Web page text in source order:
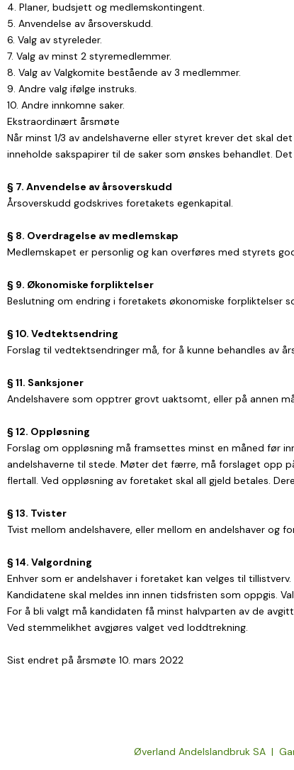
4. Planer, budsjett og medlemskontingent.
5. Anvendelse av årsoverskudd.
6. Valg av styreleder.
7. Valg av minst 2 styremedlemmer.
8. Valg av Valgkomite bestående av 3 medlemmer.
9. Andre valg ifølge instruks.
10. Andre innkomne saker.
Ekstraordinært årsmøte
Når minst 1/3 av andelshaverne eller styret krever det skal
inneholde sakspapirer til de saker som ønskes behandlet.
§ 7. Anvendelse av årsoverskudd
Årsoverskudd godskrives foretakets egenkapital.
§ 8. Overdragelse av medlemskap
Medlemskapet er personlig og kan overføres med styrets
§ 9. Økonomiske forpliktelser
Beslutning om endring i foretakets økonomiske
§ 10. Vedtektsendring
Forslag til vedtektsendringer må, for å kunne behandles av
§ 11. Sanksjoner
Andelshavere som opptrer grovt uaktsomt, eller på annen
§ 12. Oppløsning
Forslag om oppløsning må framsettes minst en måned før
andelshaverne til stede. Møter det færre, må forslaget opp
flertall. Ved oppløsning av foretaket skal all gjeld betales.
§ 13. Tvister
Tvist mellom andelshavere, eller mellom en andelshaver og
§ 14. Valgordning
Enhver som er andelshaver i foretaket kan velges til tillistverv.
Kandidatene skal meldes inn innen tidsfristen som oppgis.
For å bli valgt må kandidaten få minst halvparten av de
Ved stemmelikhet avgjøres valget ved loddtrekning.
Sist endret på årsmøte 10. mars 2022
Øverland Andelslandbruk SA |